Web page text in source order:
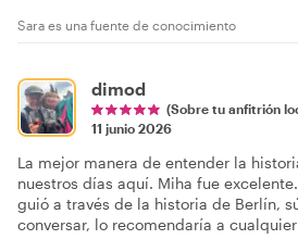
Sara es una fuente de conocimiento
dimod
(Sobre tu anfitrión
11 junio 2026
La mejor manera de entender la
nuestros días aquí. Miha fue
guió a través de la historia de Berlín,
conversar, lo recomendaría a